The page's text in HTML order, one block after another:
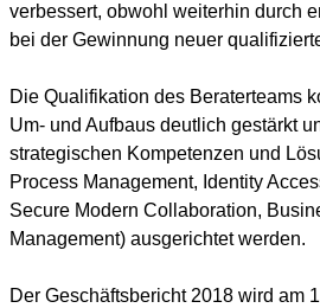
verbessert, obwohl weiterhin durch
bei der Gewinnung neuer
Die Qualifikation des Beraterteams
Um- und Aufbaus deutlich gestärkt
strategischen Kompetenzen und
Process Management, Identity
Secure Modern Collaboration,
Management) ausgerichtet werden.
Der Geschäftsbericht 2018 wird am